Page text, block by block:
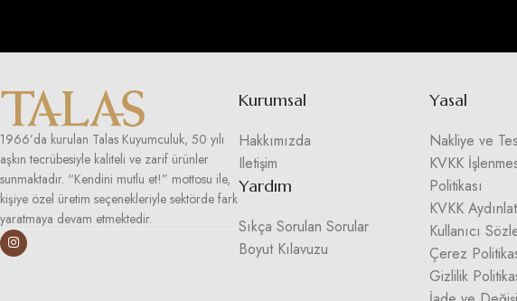
1966’da kurulan Talas Kuyumculuk, 50 yılı
aşkın tecrübesiyle kaliteli ve zarif ürünler
sunmaktadır. “Kendini mutlu et!” mottosu ile,
kişiye özel üretim seçenekleriyle sektörde fark
yaratmaya devam etmektedir.
Kurumsal
Hakkımızda
Iletişim
Yardım
Sıkça Sorulan Sorular
Boyut Kılavuzu
Yasal
Nakliye ve
KVKK
Politikası
KVKK
Kullanıcı
Çerez
Gizlilik